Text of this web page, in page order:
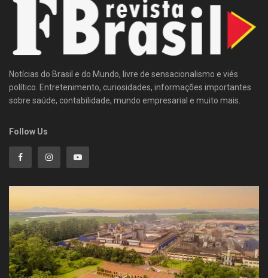
Notícias do Brasil e do Mundo, livre de sensacionalismo e viés
político. Entretenimento, curiosidades, informações importantes
sobre saúde, contabilidade, mundo empresarial e muito mais.
Follow Us